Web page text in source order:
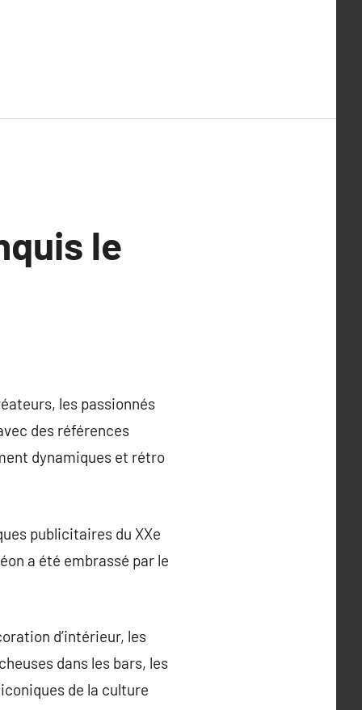
le
les passionnés
des références
dynamiques et rétro
publicitaires du XXe
a été embrassé par le
d’intérieur, les
dans les bars, les
de la culture